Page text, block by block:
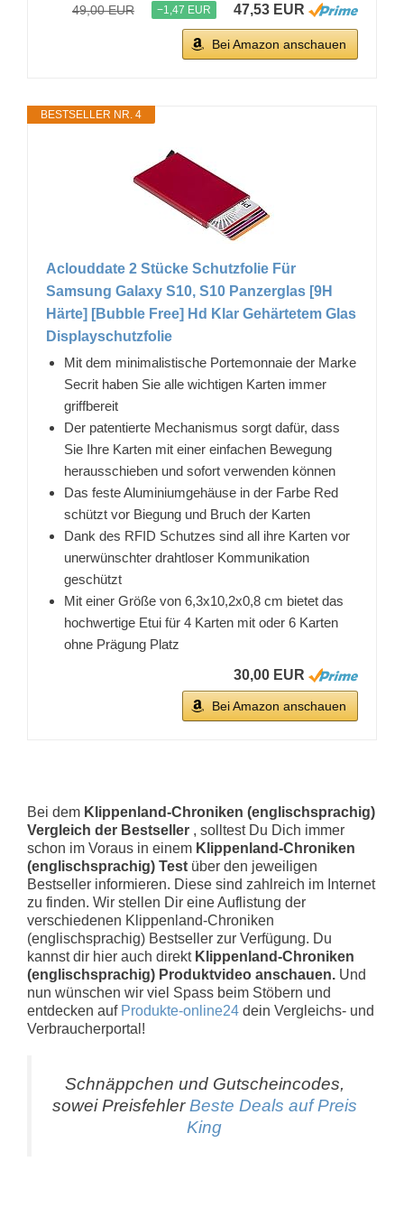
49,00 EUR −1,47 EUR 47,53 EUR
Bei Amazon anschauen
BESTSELLER NR. 4
Aclouddate 2 Stücke Schutzfolie Für
Samsung Galaxy S10, S10 Panzerglas [9H
Härte] [Bubble Free] Hd Klar Gehärtetem Glas
Displayschutzfolie
Mit dem minimalistische Portemonnaie der Marke
Secrit haben Sie alle wichtigen Karten immer
griffbereit
Der patentierte Mechanismus sorgt dafür, dass
Sie Ihre Karten mit einer einfachen Bewegung
herausschieben und sofort verwenden können
Das feste Aluminiumgehäuse in der Farbe Red
schützt vor Biegung und Bruch der Karten
Dank des RFID Schutzes sind all ihre Karten vor
unerwünschter drahtloser Kommunikation
geschützt
Mit einer Größe von 6,3x10,2x0,8 cm bietet das
hochwertige Etui für 4 Karten mit oder 6 Karten
ohne Prägung Platz
30,00 EUR
Bei Amazon anschauen
Bei dem Klippenland-Chroniken (englischsprachig)
Vergleich der Bestseller , solltest Du Dich immer
schon im Voraus in einem Klippenland-Chroniken
(englischsprachig) Test über den jeweiligen
Bestseller informieren. Diese sind zahlreich im Internet
zu finden. Wir stellen Dir eine Auflistung der
verschiedenen Klippenland-Chroniken
(englischsprachig) Bestseller zur Verfügung. Du
kannst dir hier auch direkt Klippenland-Chroniken
(englischsprachig) Produktvideo anschauen. Und
nun wünschen wir viel Spass beim Stöbern und
entdecken auf Produkte-online24 dein Vergleichs- und
Verbraucherportal!
Schnäppchen und Gutscheincodes,
sowei Preisfehler Beste Deals auf Preis
King